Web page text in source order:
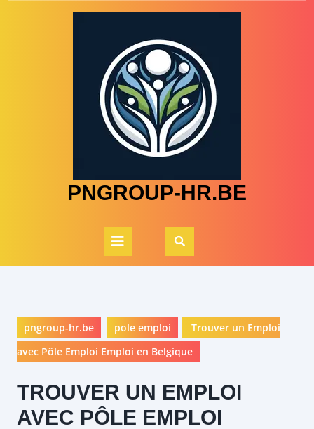
PNGROUP-HR.BE
Open
Button
pngroup-hr.be pole emploi
Trouver un Emploi
avec Pôle Emploi Emploi en Belgique
TROUVER UN EMPLOI
AVEC PÔLE EMPLOI